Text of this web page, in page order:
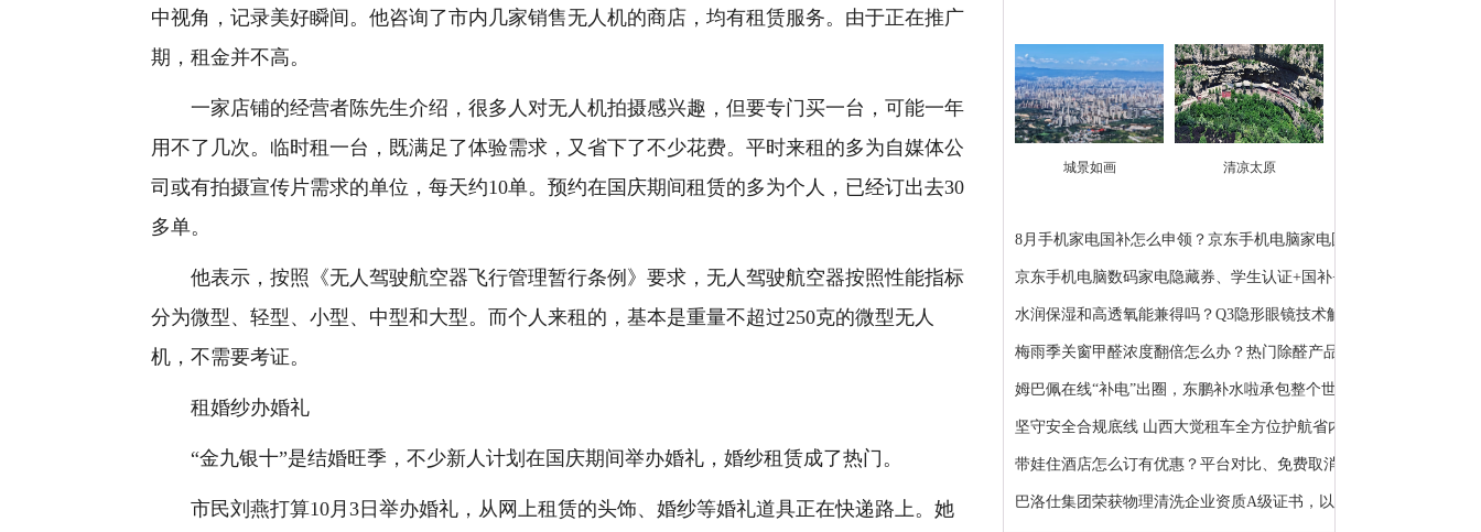
中视角，记录美好瞬间。他咨询了市内几家销售无人机的商店，均有租赁服务。由于正在推广
期，租金并不高。
一家店铺的经营者陈先生介绍，很多人对无人机拍摄感兴趣，但要专门买一台，可能一年
用不了几次。临时租一台，既满足了体验需求，又省下了不少花费。平时来租的多为自媒体公
司或有拍摄宣传片需求的单位，每天约10单。预约在国庆期间租赁的多为个人，已经订出去30
多单。
他表示，按照《无人驾驶航空器飞行管理暂行条例》要求，无人驾驶航空器按照性能指标
分为微型、轻型、小型、中型和大型。而个人来租的，基本是重量不超过250克的微型无人
机，不需要考证。
租婚纱办婚礼
“金九银十”是结婚旺季，不少新人计划在国庆期间举办婚礼，婚纱租赁成了热门。
市民刘燕打算10月3日举办婚礼，从网上租赁的头饰、婚纱等婚礼道具正在快递路上。她
城景如画 清凉太原
8月手机家电国补怎么申领？京东手机电脑家电国补领...
京东手机电脑数码家电隐藏券、学生认证+国补+苹果...
水润保湿和高透氧能兼得吗？Q3隐形眼镜技术解析：...
梅雨季关窗甲醛浓度翻倍怎么办？热门除醛产品推荐
姆巴佩在线“补电”出圈，东鹏补水啦承包整个世界...
坚守安全合规底线 山西大觉租车全方位护航省内各类...
带娃住酒店怎么订有优惠？平台对比、免费取消、避...
巴洛仕集团荣获物理清洗企业资质A级证书，以顶级资...